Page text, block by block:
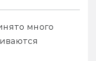
много